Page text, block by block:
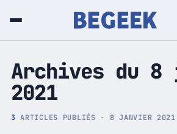
Tech et
Archives du 8
2021
3 ARTICLES PUBLIÉS · 8 JANVIER 2021